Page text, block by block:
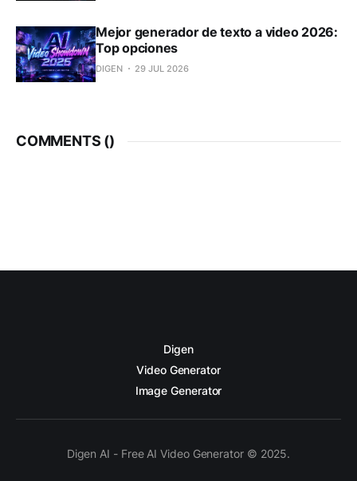
Mejor generador de texto a video 2026:
Top opciones
DIGEN 29 JUL 2026
COMMENTS ()
Digen
Video Generator
Image Generator
Digen AI - Free AI Video Generator © 2025.